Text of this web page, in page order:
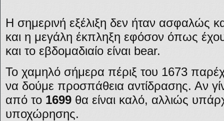
Η σημερινή εξέλιξη δεν ήταν ασφαλώς
και η μεγάλη έκπληξη εφόσον όπως
και το εβδομαδιαίο είναι bear.
Το χαμηλό σήμερα πέριξ του 1673
να δούμε προσπάθεια αντίδρασης. Αν
από το 1699 θα είναι καλό, αλλιώς
υποχώρησης.